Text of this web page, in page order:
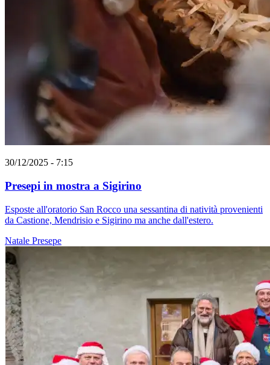
30/12/2025 - 7:15
Presepi in mostra a Sigirino
Esposte all'oratorio San Rocco una sessantina di natività provenienti
da Castione, Mendrisio e Sigirino ma anche dall'estero.
Natale Presepe